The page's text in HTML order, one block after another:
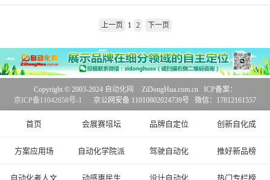
上一页 1 2 下一页
首页 会展赛培坛 品牌自定位 创新自化成
方案应用场 自动化学院派 驾驶自动化 推好新品榜
自动化者人文 动感惠民生 设计自动化 热门专栏榜
Copyright © 2003-2024 自动化网
ZiDongHua.com.cn ICP备案：
京ICP备11042658号-1
京公网安备 11010802024739号 微信：17812161557